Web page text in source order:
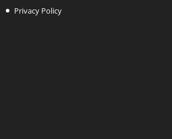
Privacy Policy